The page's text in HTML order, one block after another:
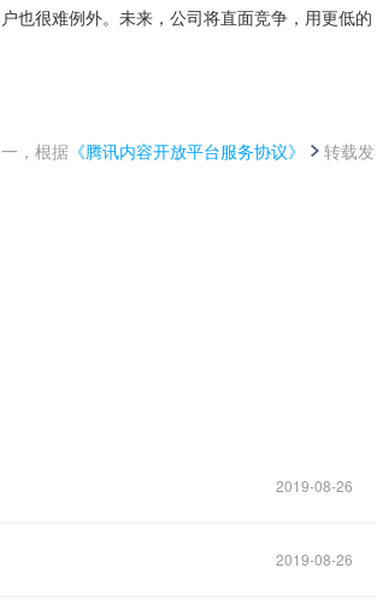
也很难例外。未来，公司将直面竞争，用更低的
，根据 《腾讯内容开放平台服务协议》
转载发
2019-08-26
2019-08-26